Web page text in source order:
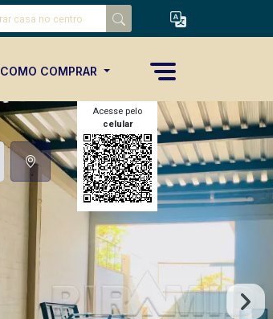
COMO COMPRAR
Acesse pelo
celular